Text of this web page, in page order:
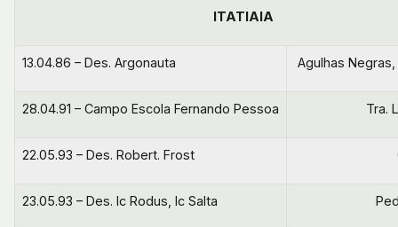
ITATIAIA
13.04.86 – Des. Argonauta Agulhas
28.04.91 – Campo Escola Fernando Pessoa Tra.
22.05.93 – Des. Robert. Frost
23.05.93 – Des. Ic Rodus, Ic Salta